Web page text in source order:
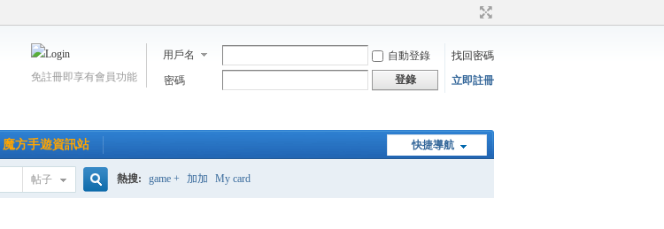
用戶名 自動登錄
找回密碼
密碼
登錄 立即註冊
免註冊即享有會員功能
快捷導航
魔方手遊資訊站
帖子 熱搜: game + 加加 My card